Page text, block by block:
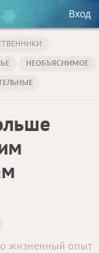
Вход
НЕОБЪЯСНИМОЕ
жизненный опыт